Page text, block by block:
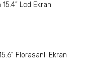
15.4” Lcd Ekran
Florasanlı Ekran